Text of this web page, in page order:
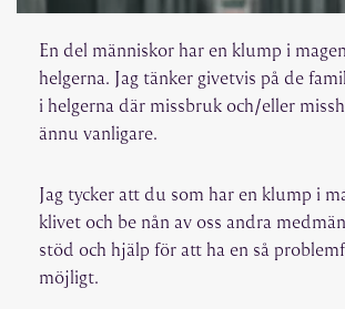
En del människor har en klump i
helgerna. Jag tänker givetvis på de
i helgerna där missbruk och/eller
ännu vanligare.
Jag tycker att du som har en klump i
klivet och be nån av oss andra
stöd och hjälp för att ha en så
möjligt.